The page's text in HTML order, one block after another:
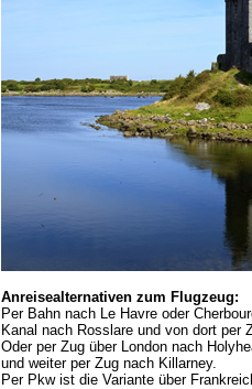
Anreisealternativen zum Flugzeug:
Per Bahn nach Le Havre oder
Kanal nach Rosslare und von dort per
Oder per Zug über London nach
und weiter per Zug nach Killarney.
Per Pkw ist die Variante über